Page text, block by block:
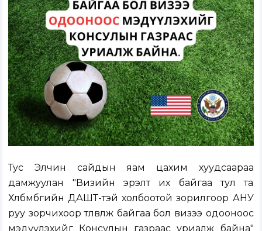
Тус Элчин сайдын яам цахим хуудсаараа
дамжуулан "Визийн эрэлт их байгаа тул та
Хөлбөмбөгийн ДАШТ-тэй холбоотой зорилгоор АНУ
руу зорчихоор төлөвлөж байгаа бол визээ одооноос
мэдүүлэхийг Консулын газраас уриалж байна"